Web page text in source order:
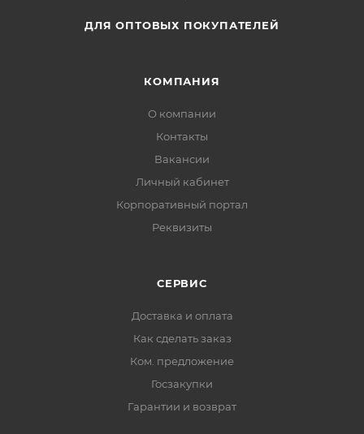
ДЛЯ ОПТОВЫХ ПОКУПАТЕЛЕЙ
КОМПАНИЯ
О компании
Контакты
Вакансии
Личный кабинет
Корпоративный портал
Реквизиты
СЕРВИС
Доставка и оплата
Как сделать заказ
Ком. предложение
Госзакупки
Гарантии и возврат